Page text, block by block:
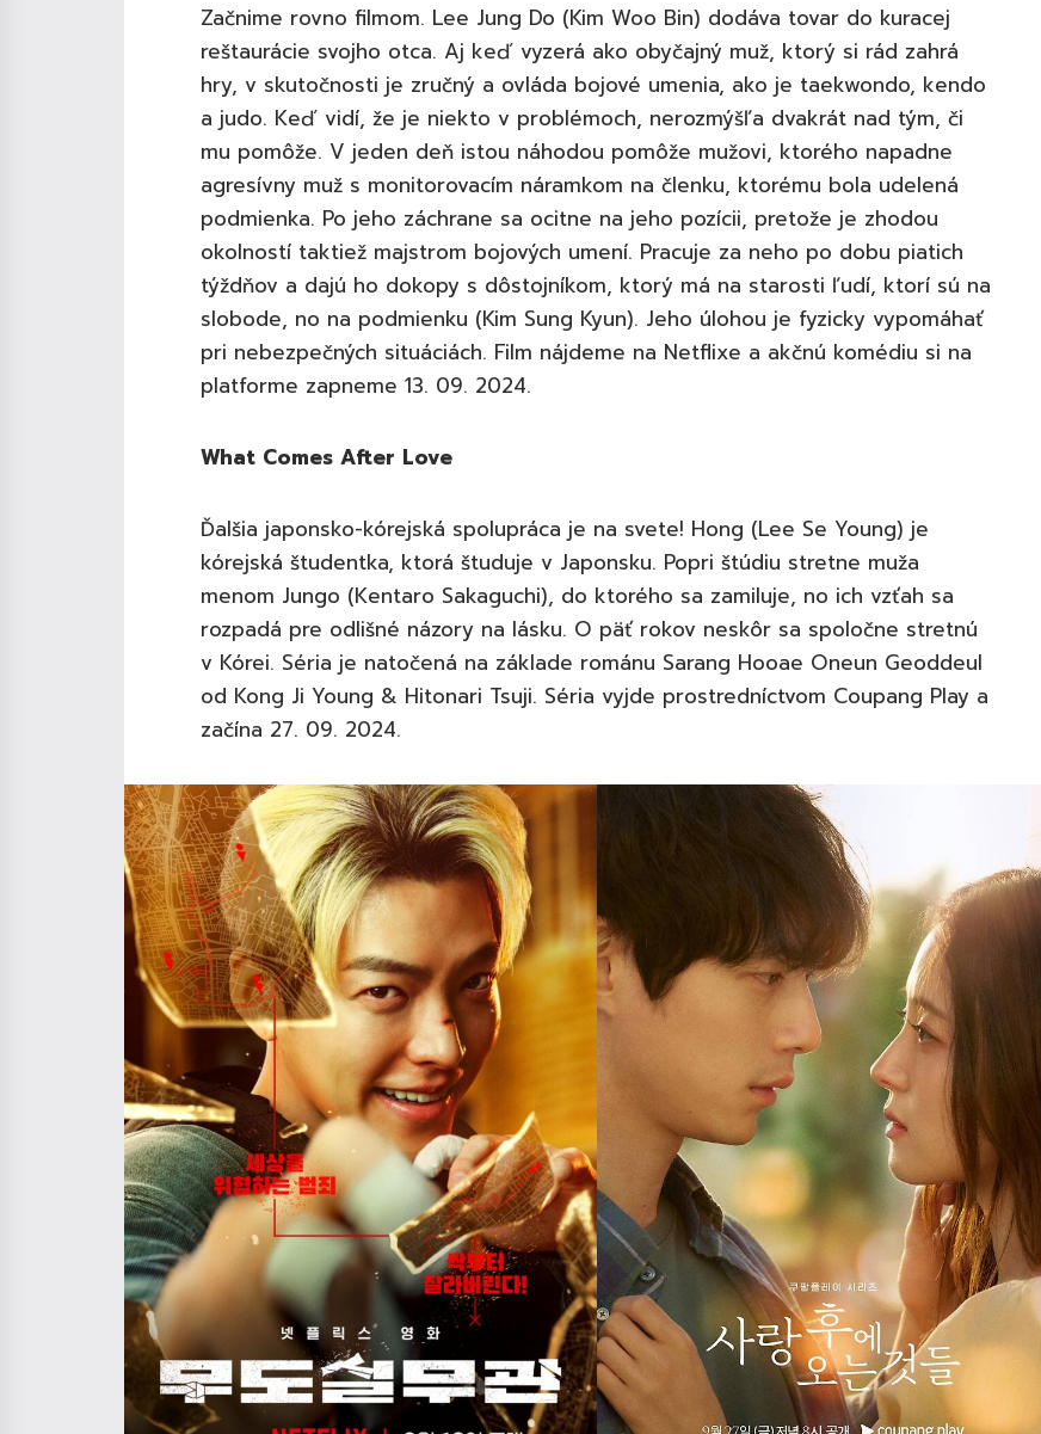
Začnime rovno filmom. Lee Jung Do (Kim Woo Bin) dodáva tovar do kuracej
reštaurácie svojho otca. Aj keď vyzerá ako obyčajný muž, ktorý si rád zahrá
hry, v skutočnosti je zručný a ovláda bojové umenia, ako je taekwondo, kendo
a judo. Keď vidí, že je niekto v problémoch, nerozmýšľa dvakrát nad tým, či
mu pomôže. V jeden deň istou náhodou pomôže mužovi, ktorého napadne
agresívny muž s monitorovacím náramkom na členku, ktorému bola udelená
podmienka. Po jeho záchrane sa ocitne na jeho pozícii, pretože je zhodou
okolností taktiež majstrom bojových umení. Pracuje za neho po dobu piatich
týždňov a dajú ho dokopy s dôstojníkom, ktorý má na starosti ľudí, ktorí sú na
slobode, no na podmienku (Kim Sung Kyun). Jeho úlohou je fyzicky vypomáhať
pri nebezpečných situáciách. Film nájdeme na Netflixe a akčnú komédiu si na
platforme zapneme 13. 09. 2024.
What Comes After Love
Ďalšia japonsko-kórejská spolupráca je na svete! Hong (Lee Se Young) je
kórejská študentka, ktorá študuje v Japonsku. Popri štúdiu stretne muža
menom Jungo (Kentaro Sakaguchi), do ktorého sa zamiluje, no ich vzťah sa
rozpadá pre odlišné názory na lásku. O päť rokov neskôr sa spoločne stretnú
v Kórei. Séria je natočená na základe románu Sarang Hooae Oneun Geoddeul
od Kong Ji Young & Hitonari Tsuji. Séria vyjde prostredníctvom Coupang Play a
začína 27. 09. 2024.